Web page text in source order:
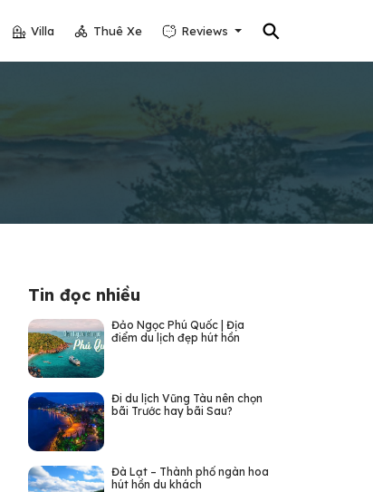
⚲
Villa Thuê Xe Reviews
Tin đọc nhiều
Đảo Ngọc Phú Quốc | Địa
điểm du lịch đẹp hút hồn
Đi du lịch Vũng Tàu nên chọn
bãi Trước hay bãi Sau?
Đà Lạt – Thành phố ngàn hoa
hút hồn du khách